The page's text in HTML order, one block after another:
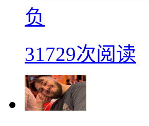
负
31729次阅读